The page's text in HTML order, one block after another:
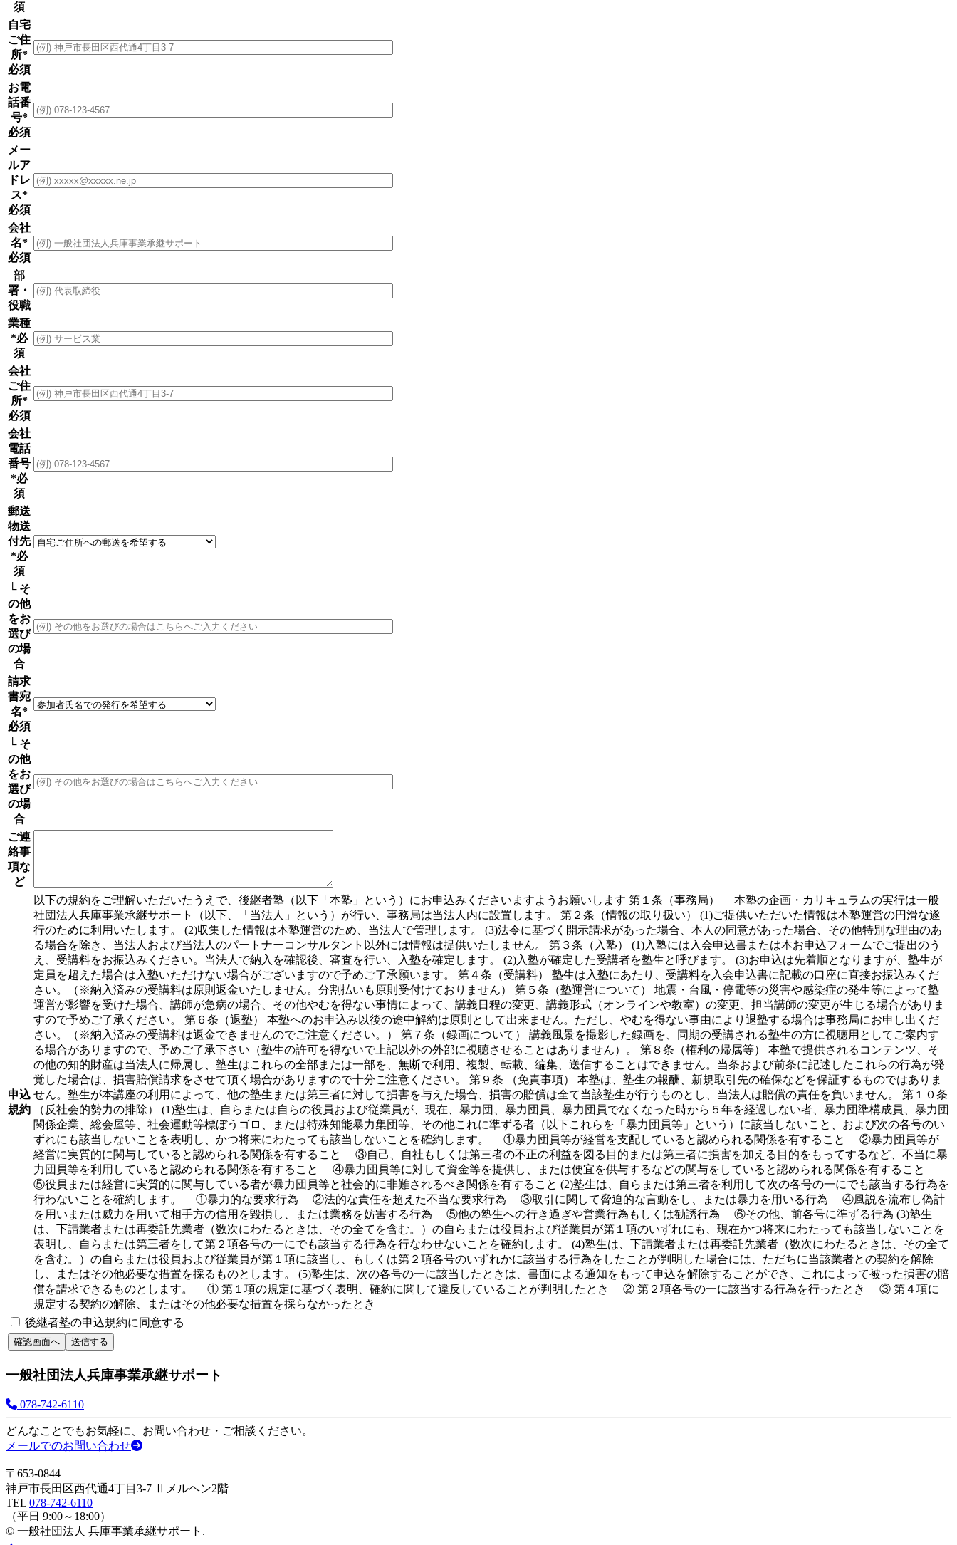
須
自宅
ご住
所*
必須
お電
話番
号*
必須
メー
ルア
ドレ
ス*
必須
会社
名*
必須
部
署・
役職
業種
*必
須
会社
ご住
所*
必須
会社
電話
番号
*必
須
郵送
物送
付先
*必
須
└ そ
の他
をお
選び
の場
合
請求
書宛
名*
必須
└ そ
の他
をお
選び
の場
合
ご連
絡事
項な
ど
申込
規約
以下の規約をご理解いただいたうえで、後継者塾（以下「本塾」という）にお申込みくださいますようお願いします 第１条（事務局） 本塾の企画・カリキュラムの実行は一般
社団法人兵庫事業承継サポート（以下、「当法人」という）が行い、事務局は当法人内に設置します。 第２条（情報の取り扱い） (1)ご提供いただいた情報は本塾運営の円滑な遂
行のために利用いたします。 (2)収集した情報は本塾運営のため、当法人で管理します。 (3)法令に基づく開示請求があった場合、本人の同意があった場合、その他特別な理由のあ
る場合を除き、当法人および当法人のパートナーコンサルタント以外には情報は提供いたしません。 第３条（入塾） (1)入塾には入会申込書または本お申込フォームでご提出のう
え、受講料をお振込みください。当法人で納入を確認後、審査を行い、入塾を確定します。 (2)入塾が確定した受講者を塾生と呼びます。 (3)お申込は先着順となりますが、塾生が
定員を超えた場合は入塾いただけない場合がございますので予めご了承願います。 第４条（受講料） 塾生は入塾にあたり、受講料を入会申込書に記載の口座に直接お振込みくだ
さい。（※納入済みの受講料は原則返金いたしません。分割払いも原則受付けておりません） 第５条（塾運営について） 地震・台風・停電等の災害や感染症の発生等によって塾
運営が影響を受けた場合、講師が急病の場合、その他やむを得ない事情によって、講義日程の変更、講義形式（オンラインや教室）の変更、担当講師の変更が生じる場合がありま
すので予めご了承ください。 第６条（退塾） 本塾へのお申込み以後の途中解約は原則として出来ません。ただし、やむを得ない事由により退塾する場合は事務局にお申し出くだ
さい。（※納入済みの受講料は返金できませんのでご注意ください。） 第７条（録画について） 講義風景を撮影した録画を、同期の受講される塾生の方に視聴用としてご案内す
る場合がありますので、予めご了承下さい（塾生の許可を得ないで上記以外の外部に視聴させることはありません）。 第８条（権利の帰属等） 本塾で提供されるコンテンツ、そ
の他の知的財産は当法人に帰属し、塾生はこれらの全部または一部を、無断で利用、複製、転載、編集、送信することはできません。当条および前条に記述したこれらの行為が発
覚した場合は、損害賠償請求をさせて頂く場合がありますので十分ご注意ください。 第９条 （免責事項） 本塾は、塾生の報酬、新規取引先の確保などを保証するものではありま
せん。塾生が本講座の利用によって、他の塾生または第三者に対して損害を与えた場合、損害の賠償は全て当該塾生が行うものとし、当法人は賠償の責任を負いません。 第１０条
（反社会的勢力の排除） (1)塾生は、自らまたは自らの役員および従業員が、現在、暴力団、暴力団員、暴力団員でなくなった時から５年を経過しない者、暴力団準構成員、暴力団
関係企業、総会屋等、社会運動等標ぼうゴロ、または特殊知能暴力集団等、その他これに準ずる者（以下これらを「暴力団員等」という）に該当しないこと、および次の各号のい
ずれにも該当しないことを表明し、かつ将来にわたっても該当しないことを確約します。 ①暴力団員等が経営を支配していると認められる関係を有すること ②暴力団員等が
経営に実質的に関与していると認められる関係を有すること ③自己、自社もしくは第三者の不正の利益を図る目的または第三者に損害を加える目的をもってするなど、不当に暴
力団員等を利用していると認められる関係を有すること ④暴力団員等に対して資金等を提供し、または便宜を供与するなどの関与をしていると認められる関係を有すること
⑤役員または経営に実質的に関与している者が暴力団員等と社会的に非難されるべき関係を有すること (2)塾生は、自らまたは第三者を利用して次の各号の一にでも該当する行為を
行わないことを確約します。 ①暴力的な要求行為 ②法的な責任を超えた不当な要求行為 ③取引に関して脅迫的な言動をし、または暴力を用いる行為 ④風説を流布し偽計
を用いまたは威力を用いて相手方の信用を毀損し、または業務を妨害する行為 ⑤他の塾生への行き過ぎや営業行為もしくは勧誘行為 ⑥その他、前各号に準ずる行為 (3)塾生
は、下請業者または再委託先業者（数次にわたるときは、その全てを含む。）の自らまたは役員および従業員が第１項のいずれにも、現在かつ将来にわたっても該当しないことを
表明し、自らまたは第三者をして第２項各号の一にでも該当する行為を行なわせないことを確約します。 (4)塾生は、下請業者または再委託先業者（数次にわたるときは、その全て
を含む。）の自らまたは役員および従業員が第１項に該当し、もしくは第２項各号のいずれかに該当する行為をしたことが判明した場合には、ただちに当該業者との契約を解除
し、またはその他必要な措置を採るものとします。 (5)塾生は、次の各号の一に該当したときは、書面による通知をもって申込を解除することができ、これによって被った損害の賠
償を請求できるものとします。 ① 第１項の規定に基づく表明、確約に関して違反していることが判明したとき ② 第２項各号の一に該当する行為を行ったとき ③ 第４項に
規定する契約の解除、またはその他必要な措置を採らなかったとき
後継者塾の申込規約に同意する
一般社団法人兵庫事業承継サポート
078-742-6110
どんなことでもお気軽に、お問い合わせ・ご相談ください。
メールでのお問い合わせ
〒653-0844
神戸市長田区西代通4丁目3-7 Ⅱメルヘン2階
TEL 078-742-6110
（平日 9:00～18:00）
© 一般社団法人 兵庫事業承継サポート.